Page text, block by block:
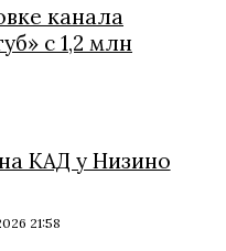
канала
с 1,2 млн
КАД у Низино
21:58